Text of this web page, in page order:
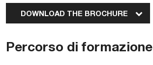
DOWNLOAD THE BROCHURE
Percorso di formazione